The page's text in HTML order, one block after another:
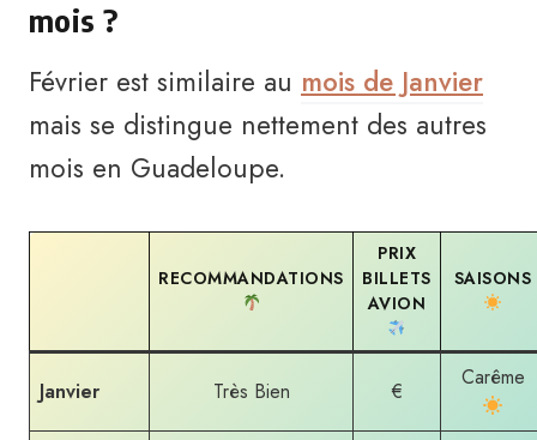
mois ?
Février est similaire au mois de Janvier
mais se distingue nettement des autres
mois en Guadeloupe.
RECOMMANDATIONS
PRIX
BILLETS
AVION
SAISONS
Janvier Très Bien €
Carême